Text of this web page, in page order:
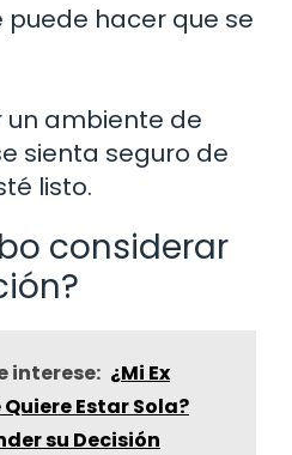
puede hacer que se
un ambiente de
sienta seguro de
listo.
considerar
interese: ¿Mi Ex
Estar Sola?
su Decisión